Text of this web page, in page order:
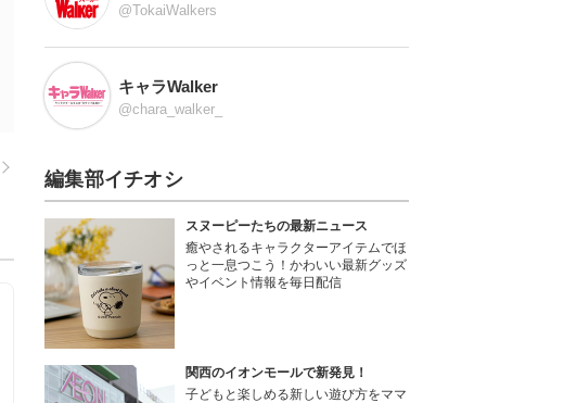
@TokaiWalkers
キャラWalker
@chara_walker_
編集部イチオシ
スヌーピーたちの最新ニュース
癒やされるキャラクターアイテムでほ
っと一息つこう！かわいい最新グッズ
やイベント情報を毎日配信
関西のイオンモールで新発見！
子どもと楽しめる新しい遊び方をママ